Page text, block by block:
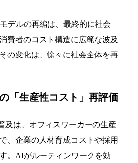
デルの再編は、最終的に社会
費者のコスト構造に広範な波及
の変化は、徐々に社会全体を再
「生産性コスト」再評価
及は、オフィスワーカーの生産
、企業の人材育成コストや採用
。AIがルーティンワークを効